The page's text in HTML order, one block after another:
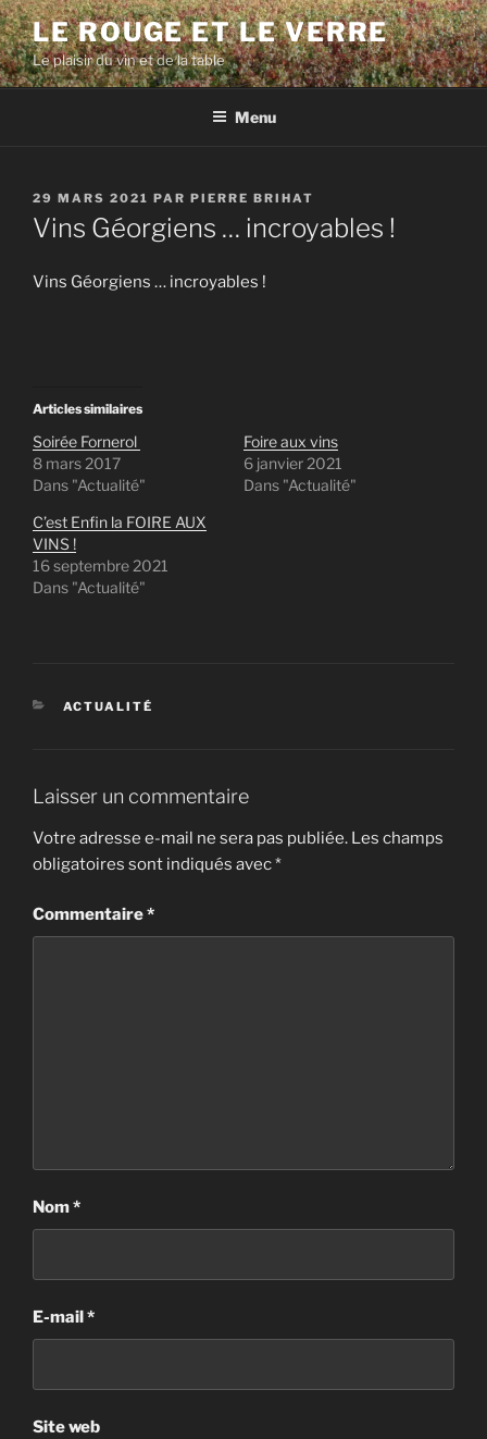
Aller
au
contenu
principal
LE ROUGE ET LE VERRE
Le plaisir du vin et de la table
Menu
PUBLIÉ
LE
29 MARS 2021 PAR PIERRE BRIHAT
Vins Géorgiens … incroyables !
Vins Géorgiens … incroyables !
Articles similaires
Soirée Fornerol
8 mars 2017
Dans "Actualité"
Foire aux vins
6 janvier 2021
Dans "Actualité"
C’est Enfin la FOIRE AUX
VINS !
16 septembre 2021
Dans "Actualité"
CATÉGORIES
ACTUALITÉ
Laisser un commentaire
Votre adresse e-mail ne sera pas publiée. Les champs
obligatoires sont indiqués avec*
Commentaire*
Nom*
E-mail*
Site web